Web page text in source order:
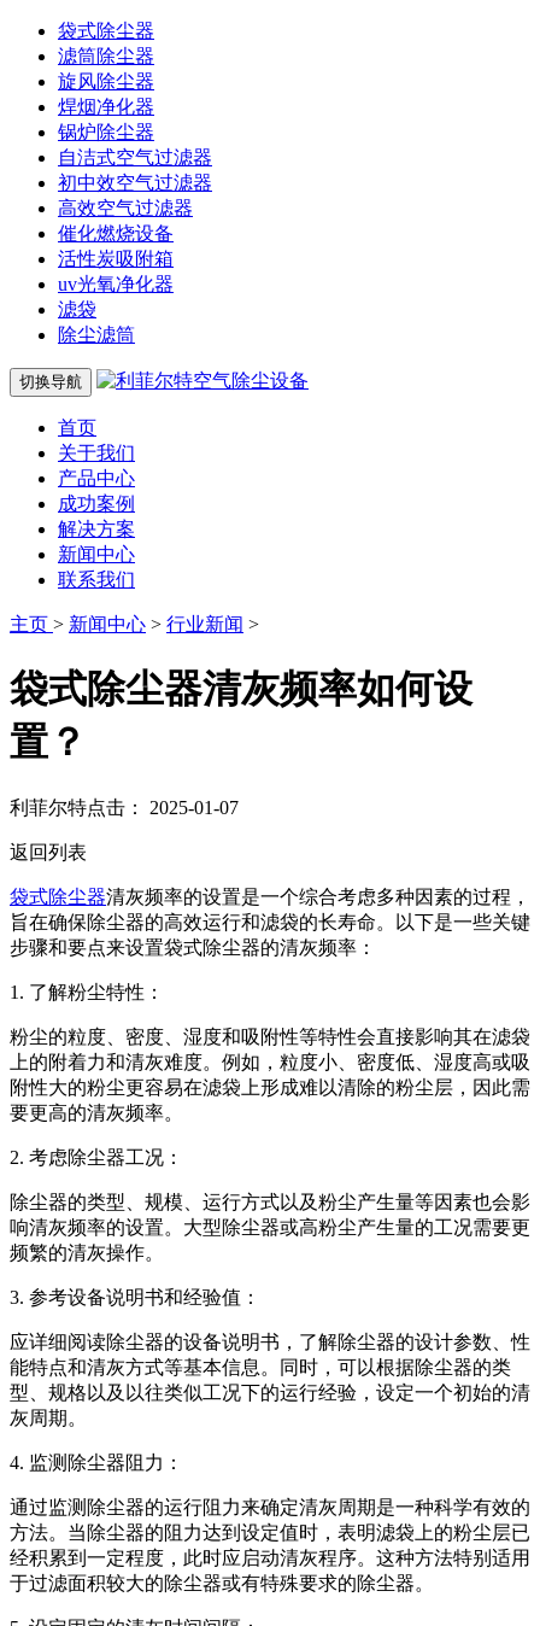
袋式除尘器
滤筒除尘器
旋风除尘器
焊烟净化器
锅炉除尘器
自洁式空气过滤器
初中效空气过滤器
高效空气过滤器
催化燃烧设备
活性炭吸附箱
uv光氧净化器
滤袋
除尘滤筒
切换导航
首页
关于我们
产品中心
成功案例
解决方案
新闻中心
联系我们
主页 > 新闻中心 > 行业新闻 >
袋式除尘器清灰频率如何设
置？
利菲尔特点击： 2025-01-07
返回列表
袋式除尘器清灰频率的设置是一个综合考虑多种因素的过程，
旨在确保除尘器的高效运行和滤袋的长寿命。以下是一些关键
步骤和要点来设置袋式除尘器的清灰频率：
‌1. 了解粉尘特性‌：
粉尘的粒度、密度、湿度和吸附性等特性会直接影响其在滤袋
上的附着力和清灰难度。例如，粒度小、密度低、湿度高或吸
附性大的粉尘更容易在滤袋上形成难以清除的粉尘层，因此需
要更高的清灰频率‌。
‌2. 考虑除尘器工况‌：
除尘器的类型、规模、运行方式以及粉尘产生量等因素也会影
响清灰频率的设置。大型除尘器或高粉尘产生量的工况需要更
频繁的清灰操作‌。
‌3. 参考设备说明书和经验值‌：
应详细阅读除尘器的设备说明书，了解除尘器的设计参数、性
能特点和清灰方式等基本信息。同时，可以根据除尘器的类
型、规格以及以往类似工况下的运行经验，设定一个初始的清
灰周期‌。
‌4. 监测除尘器阻力‌：
通过监测除尘器的运行阻力来确定清灰周期是一种科学有效的
方法。当除尘器的阻力达到设定值时，表明滤袋上的粉尘层已
经积累到一定程度，此时应启动清灰程序。这种方法特别适用
于过滤面积较大的除尘器或有特殊要求的除尘器‌。